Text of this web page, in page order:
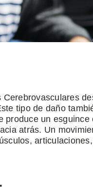
tipo de daño
produce un esguince
atrás. Un